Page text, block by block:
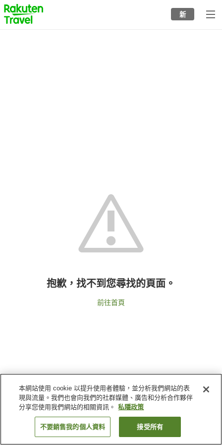
to
top
page
新
抱歉，找不到您尋找的頁面。
前往首頁
本網站使用 cookie 以提升使用者體驗，並分析我們網站的表
現與流量。我們也會向我們的社群媒體、廣告和分析合作夥伴
分享您使用我們網站的相關資訊。
私隱政策
不要銷售我的個人資料 接受所有